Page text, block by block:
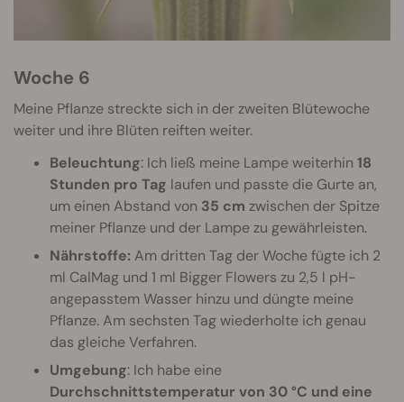
Woche 6
Meine Pflanze streckte sich in der zweiten Blütewoche
weiter und ihre Blüten reiften weiter.
Beleuchtung: Ich ließ meine Lampe weiterhin 18
Stunden pro Tag laufen und passte die Gurte an,
um einen Abstand von 35 cm zwischen der Spitze
meiner Pflanze und der Lampe zu gewährleisten.
Nährstoffe: Am dritten Tag der Woche fügte ich 2
ml CalMag und 1 ml Bigger Flowers zu 2,5 l pH-
angepasstem Wasser hinzu und düngte meine
Pflanze. Am sechsten Tag wiederholte ich genau
das gleiche Verfahren.
Umgebung: Ich habe eine
Durchschnittstemperatur von 30 °C und eine